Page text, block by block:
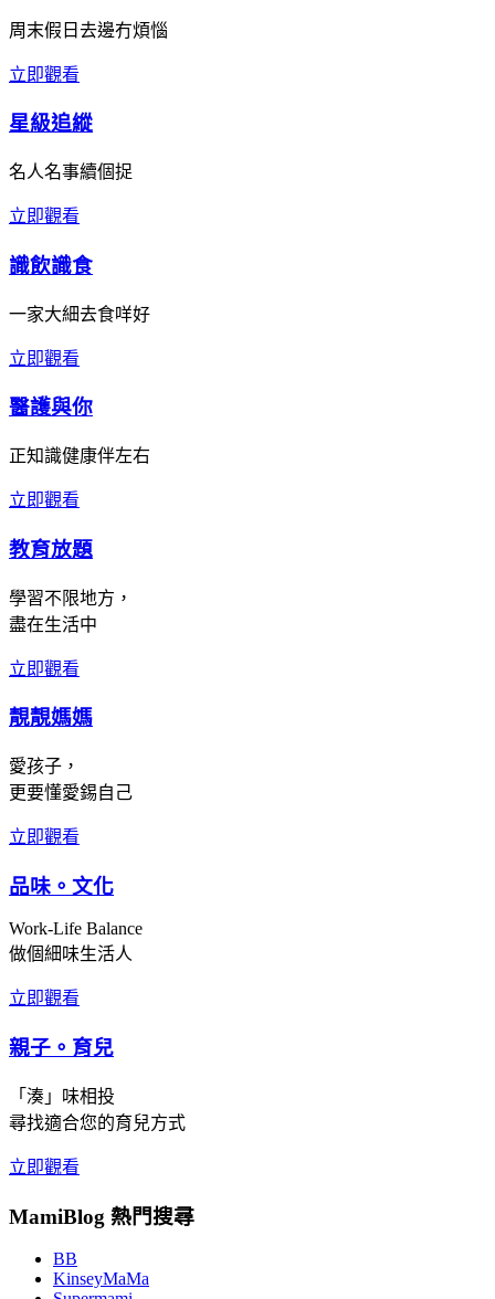
周末假日去邊冇煩惱
立即觀看
星級追縱
名人名事續個捉
立即觀看
識飲識食
一家大細去食咩好
立即觀看
醫護與你
正知識健康伴左右
立即觀看
教育放題
學習不限地方，
盡在生活中
立即觀看
靚靚媽媽
愛孩子，
更要懂愛錫自己
立即觀看
品味。文化
Work-Life Balance
做個細味生活人
立即觀看
親子。育兒
「湊」味相投
尋找適合您的育兒方式
立即觀看
MamiBlog 熱門搜尋
BB
KinseyMaMa